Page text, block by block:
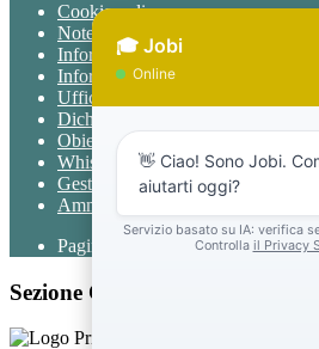
Cookie policy
Note legali
Informativa Privacy
Informativa Privacy chatbot Jobi
Ufficio Relazioni con il Pubblico
Dichiarazione di accessibilità
Obiettivi di accessibilità
Whistleblowing
Gestione consensi cookie
Amministrazione trasparente
Pagina visualizzata972volte
Sezione Copyright